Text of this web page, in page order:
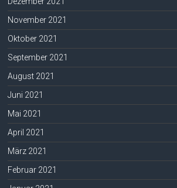
November 2021
Oktober 2021
September 2021
August 2021
Juni 2021
Mai 2021
April 2021
März 2021
Februar 2021